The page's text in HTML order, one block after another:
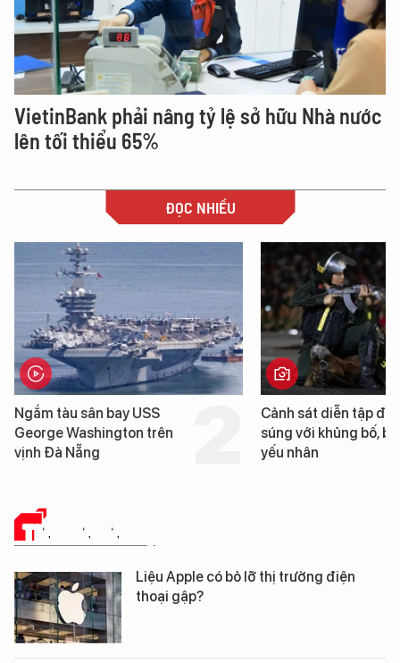
VietinBank phải nâng tỷ lệ sở hữu Nhà nước
lên tối thiểu 65%
ĐỌC NHIỀU
Cảnh sát diễn tập đấu
súng với khủng bố, bảo vệ
yếu nhân
Trung Quốc
cao su tự
loài cỏ dại mọc
TIN CÔNG NGHỆ
Liệu Apple có bỏ lỡ thị trường điện
thoại gập?